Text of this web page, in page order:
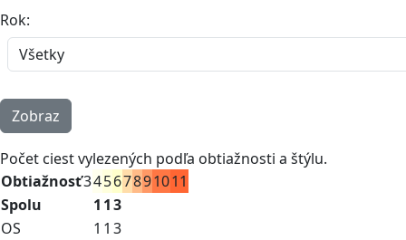
Rok:
Počet ciest vylezených podľa obtiažnosti a štýlu.
Obtiažnosť34567891011
Spolu
1 13
OS
1 1 3